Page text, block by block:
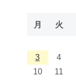
月 火
3
4
10
11